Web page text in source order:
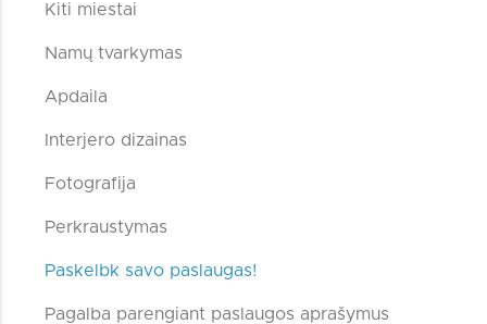
Kiti miestai
Namų tvarkymas
Apdaila
Interjero dizainas
Fotografija
Perkraustymas
Paskelbk savo paslaugas!
Pagalba parengiant paslaugos aprašymus